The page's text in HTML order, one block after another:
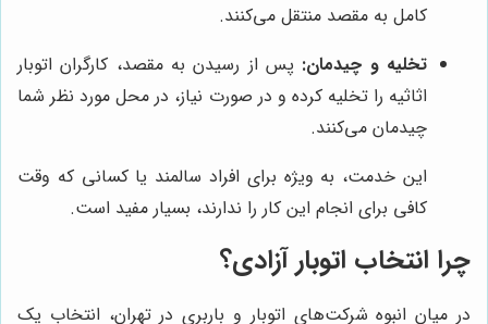
کامل به مقصد منتقل می‌کنند.
تخلیه و چیدمان: پس از رسیدن به مقصد، کارگران اتوبار
اثاثیه را تخلیه کرده و در صورت نیاز، در محل مورد نظر شما
چیدمان می‌کنند.
این خدمت، به ویژه برای افراد سالمند یا کسانی که وقت
کافی برای انجام این کار را ندارند، بسیار مفید است.
چرا انتخاب اتوبار آزادی؟
در میان انبوه شرکت‌های اتوبار و باربری در تهران، انتخاب یک